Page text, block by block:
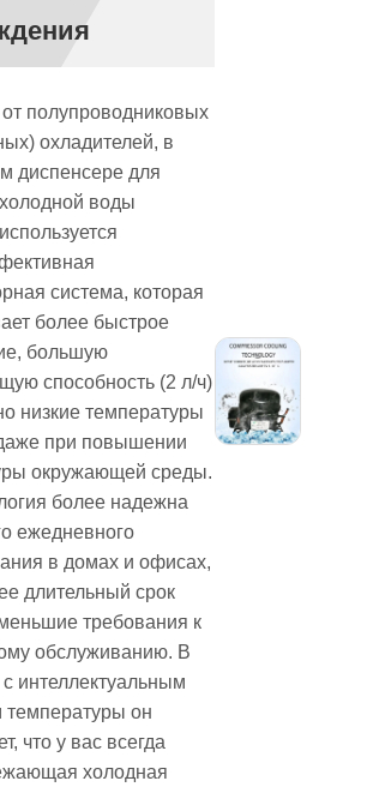
полупроводниковых
охладителей, в
диспенсере для
воды
система, которая
более быстрое
большую
способность (2 л/ч)
низкие температуры
при повышении
окружающей среды.
более надежна
ежедневного
в домах и офисах,
длительный срок
требования к
обслуживанию. В
интеллектуальным
температуры он
что у вас всегда
холодная